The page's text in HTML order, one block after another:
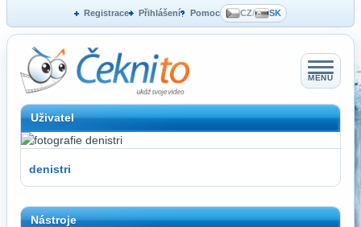
Registrace Přihlášení Pomoc CZ/ SK
MENU
Uživatel
denistri
Nástroje